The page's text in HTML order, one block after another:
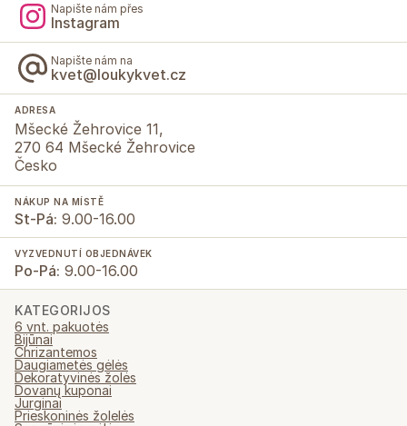
Napište nám přes
Instagram
Napište nám na
kvet@loukykvet.cz
ADRESA
Mšecké Žehrovice 11,
270 64 Mšecké Žehrovice
Česko
NÁKUP NA MÍSTĚ
St-Pá: 9.00-16.00
VYZVEDNUTÍ OBJEDNÁVEK
Po-Pá: 9.00-16.00
KATEGORIJOS
6 vnt. pakuotės
Bijūnai
Chrizantemos
Daugiametės gėlės
Dekoratyvinės žolės
Dovanų kuponai
Jurginai
Prieskoninės žolelės